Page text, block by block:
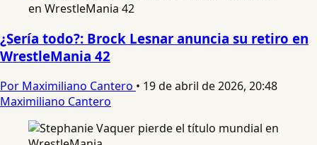
¿Sería todo?: Brock Lesnar anuncia su retiro en
WrestleMania 42
Por Maximiliano Cantero • 19 de abril de 2026, 20:48
Maximiliano Cantero